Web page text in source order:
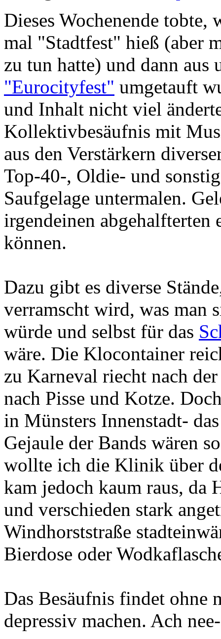
Dieses Wochenende tobte,
mal "Stadtfest" hieß (aber
zu tun hatte) und dann
"Eurocityfest" umgetauft
und Inhalt nicht viel
Kollektivbesäufnis mit
aus den Verstärkern
Top-40-, Oldie- und
Saufgelage untermalen.
irgendeinen abgehalfterten
können.
Dazu gibt es diverse
verramscht wird, was man
würde und selbst für das
wäre. Die Klocontainer
zu Karneval riecht nach
nach Pisse und Kotze.
in Münsters Innenstadt-
Gejaule der Bands wären
wollte ich die Klinik über
kam jedoch kaum raus, da
und verschieden stark
Windhorststraße
Bierdose oder
Das Besäufnis findet ohne
depressiv machen. Ach